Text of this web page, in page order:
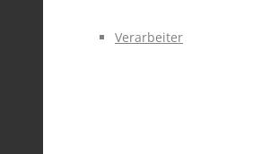
Verarbeiter